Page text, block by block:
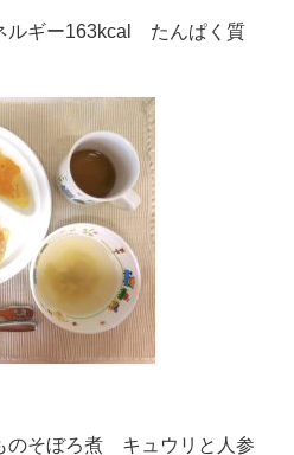
ルギー163kcal たんぱく質
そぼろ煮 キュウリと人参